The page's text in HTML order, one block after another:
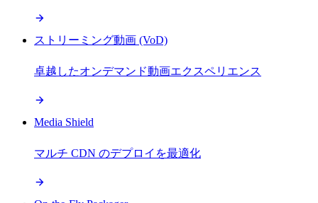
ストリーミング動画 (VoD)
卓越したオンデマンド動画エクスペリエンス
Media Shield
マルチ CDN のデプロイを最適化